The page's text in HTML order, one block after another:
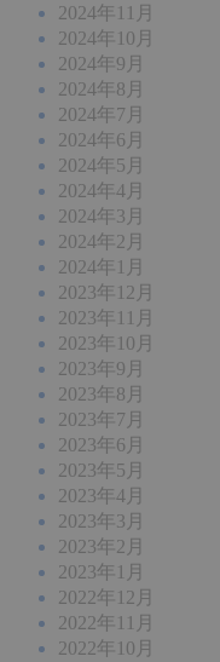
2024年11月
2024年10月
2024年9月
2024年8月
2024年7月
2024年6月
2024年5月
2024年4月
2024年3月
2024年2月
2024年1月
2023年12月
2023年11月
2023年10月
2023年9月
2023年8月
2023年7月
2023年6月
2023年5月
2023年4月
2023年3月
2023年2月
2023年1月
2022年12月
2022年11月
2022年10月